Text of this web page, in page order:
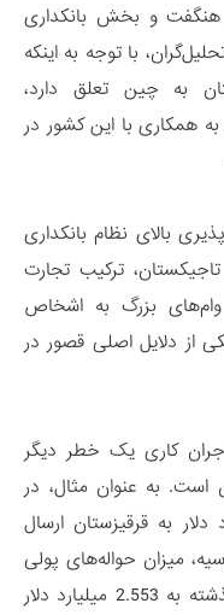
هنگفت و بخش بانکداری
با توجه به اینکه
به چین تعلق دارد،
همکاری با این کشور در
بالای نظام بانکداری
ترکیب تجارت
وام‌های بزرگ به اشخاص
از دلایل اصلی قصور در
کاری یک خطر دیگر
است. به عنوان مثال، در
حدود 2.5 میلیارد دلار به قرقیزستان ارسال
میزان حواله‌های پولی
از روسیه به تاجیکستان در پایان سال گذشته به 2.553 میلیارد دلار